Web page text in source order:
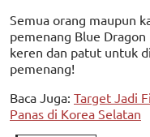
Semua orang maupun
pemenang Blue
keren dan patut untuk
pemenang!
Baca Juga: Target Jadi
Panas di Korea Selatan